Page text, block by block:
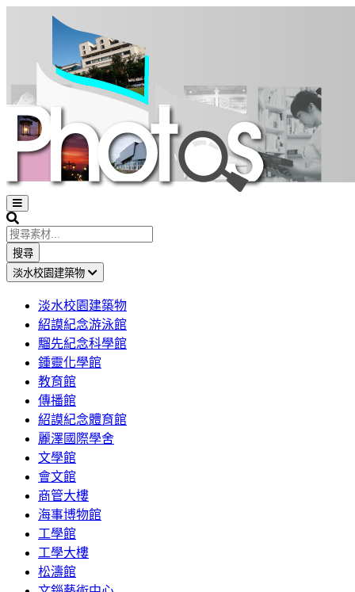
Open
sidebar
Search
搜尋
淡水校園建築物
淡水校園建築物
紹謨紀念游泳館
騮先紀念科學館
鍾靈化學館
教育館
傳播館
紹謨紀念體育館
麗澤國際學舍
文學館
會文館
商管大樓
海事博物館
工學館
工學大樓
松濤館